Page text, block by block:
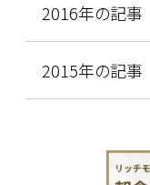
2016年の記事
2015年の記事